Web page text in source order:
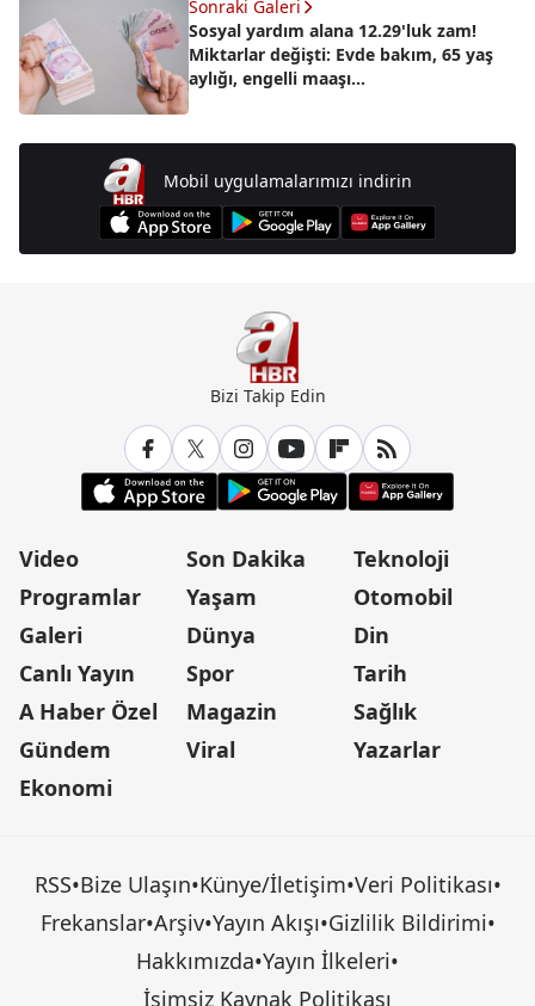
Sonraki Galeri
Sosyal yardım alana 12.29'luk zam!
Miktarlar değişti: Evde bakım, 65 yaş
aylığı, engelli maaşı...
Mobil uygulamalarımızı indirin
Bizi Takip Edin
Video
Programlar
Galeri
Canlı Yayın
A Haber Özel
Gündem
Ekonomi
Son Dakika
Yaşam
Dünya
Spor
Magazin
Viral
Teknoloji
Otomobil
Din
Tarih
Sağlık
Yazarlar
RSS•Bize Ulaşın•Künye/İletişim•Veri Politikası•
Frekanslar•Arşiv•Yayın Akışı•Gizlilik Bildirimi•
Hakkımızda•Yayın İlkeleri•
İsimsiz Kaynak Politikası